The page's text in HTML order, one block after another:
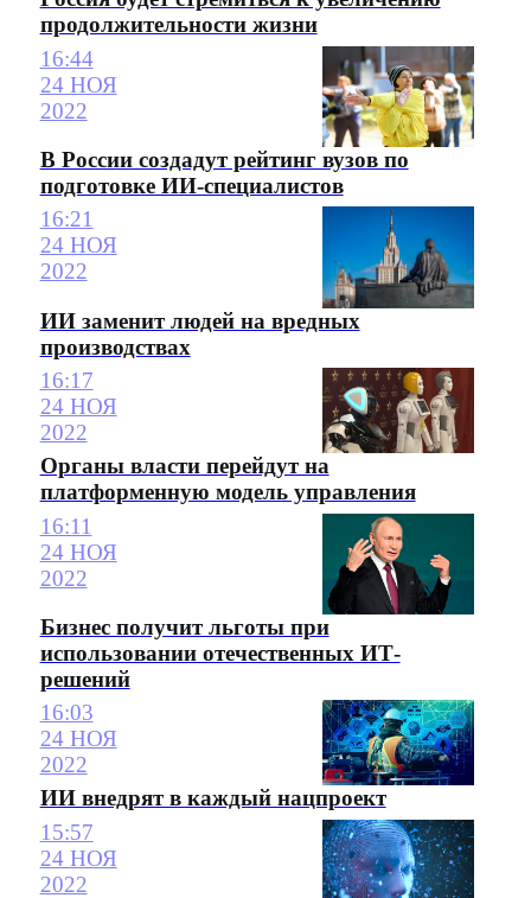
продолжительности жизни
16:44
24 НОЯ
2022
В России создадут рейтинг вузов по
подготовке ИИ-специалистов
16:21
24 НОЯ
2022
ИИ заменит людей на вредных
производствах
16:17
24 НОЯ
2022
Органы власти перейдут на
платформенную модель управления
16:11
24 НОЯ
2022
Бизнес получит льготы при
использовании отечественных ИТ-
решений
16:03
24 НОЯ
2022
ИИ внедрят в каждый нацпроект
15:57
24 НОЯ
2022